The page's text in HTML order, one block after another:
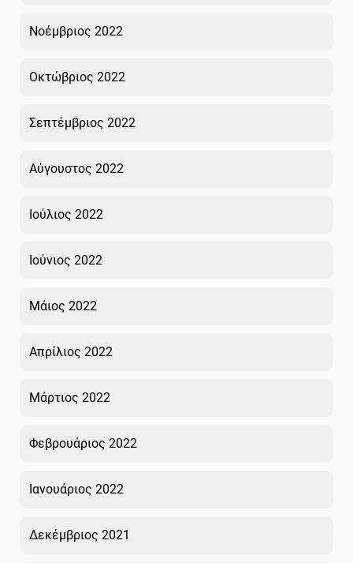
Νοέμβριος 2022
Οκτώβριος 2022
Σεπτέμβριος 2022
Αύγουστος 2022
Ιούλιος 2022
Ιούνιος 2022
Μάιος 2022
Απρίλιος 2022
Μάρτιος 2022
Φεβρουάριος 2022
Ιανουάριος 2022
Δεκέμβριος 2021